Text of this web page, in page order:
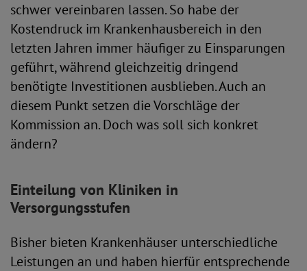
schwer vereinbaren lassen. So habe der
Kostendruck im Krankenhausbereich in den
letzten Jahren immer häufiger zu Einsparungen
geführt, während gleichzeitig dringend
benötigte Investitionen ausblieben. Auch an
diesem Punkt setzen die Vorschläge der
Kommission an. Doch was soll sich konkret
ändern?
Einteilung von Kliniken in
Versorgungsstufen
Bisher bieten Krankenhäuser unterschiedliche
Leistungen an und haben hierfür entsprechende